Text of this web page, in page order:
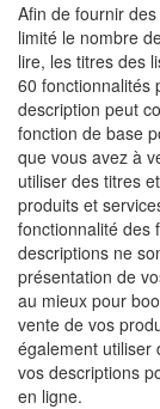
Afin de fournir
limité le nombre
lire, les titres des
60 fonctionnalités
description peut
fonction de base
que vous avez à
utiliser des titres
produits et
fonctionnalité des
descriptions ne
présentation de
au mieux pour
vente de vos
également utiliser
vos descriptions
en ligne.